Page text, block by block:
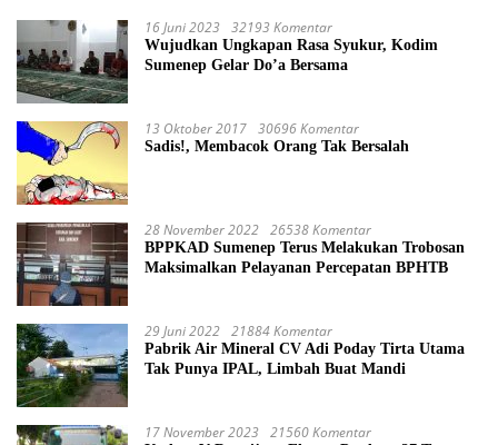
16 Juni 2023 32193 Komentar
Wujudkan Ungkapan Rasa Syukur, Kodim
Sumenep Gelar Do’a Bersama
13 Oktober 2017 30696 Komentar
Sadis!, Membacok Orang Tak Bersalah
28 November 2022 26538 Komentar
BPPKAD Sumenep Terus Melakukan Trobosan
Maksimalkan Pelayanan Percepatan BPHTB
29 Juni 2022 21884 Komentar
Pabrik Air Mineral CV Adi Poday Tirta Utama
Tak Punya IPAL, Limbah Buat Mandi
17 November 2023 21560 Komentar